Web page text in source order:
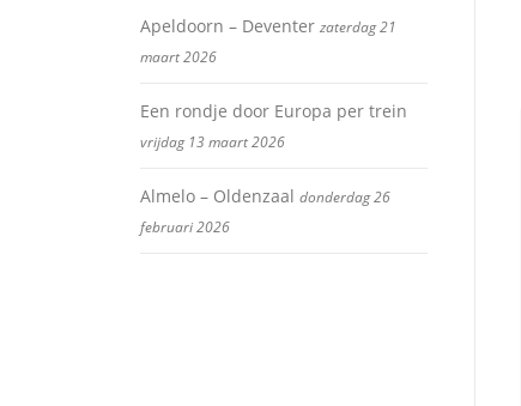
Apeldoorn – Deventer zaterdag 21
maart 2026
Een rondje door Europa per trein
vrijdag 13 maart 2026
Almelo – Oldenzaal donderdag 26
februari 2026